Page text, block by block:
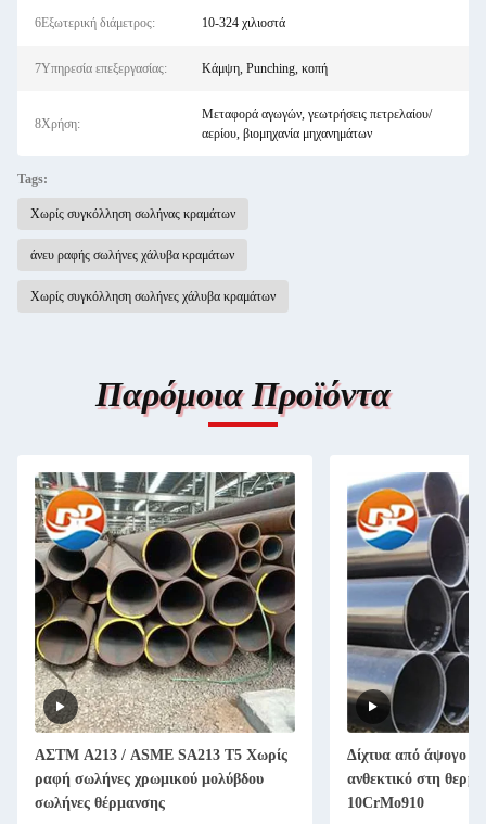
6Εξωτερική διάμετρος: 10-324 χιλιοστά
7Υπηρεσία επεξεργασίας: Κάμψη, Punching, κοπή
8Χρήση:
Μεταφορά αγωγών, γεωτρήσεις πετρελαίου/
αερίου, βιομηχανία μηχανημάτων
Tags:
Χωρίς συγκόλληση σωλήνας κραμάτων
άνευ ραφής σωλήνες χάλυβα κραμάτων
Χωρίς συγκόλληση σωλήνες χάλυβα κραμάτων
Παρόμοια Προϊόντα
ΑΣTM A213 / ASME SA213 T5 Χωρίς
ραφή σωλήνες χρωμικού μολύβδου
σωλήνες θέρμανσης
Δίχτυα από άψογο
ανθεκτικό στη
10CrMo910